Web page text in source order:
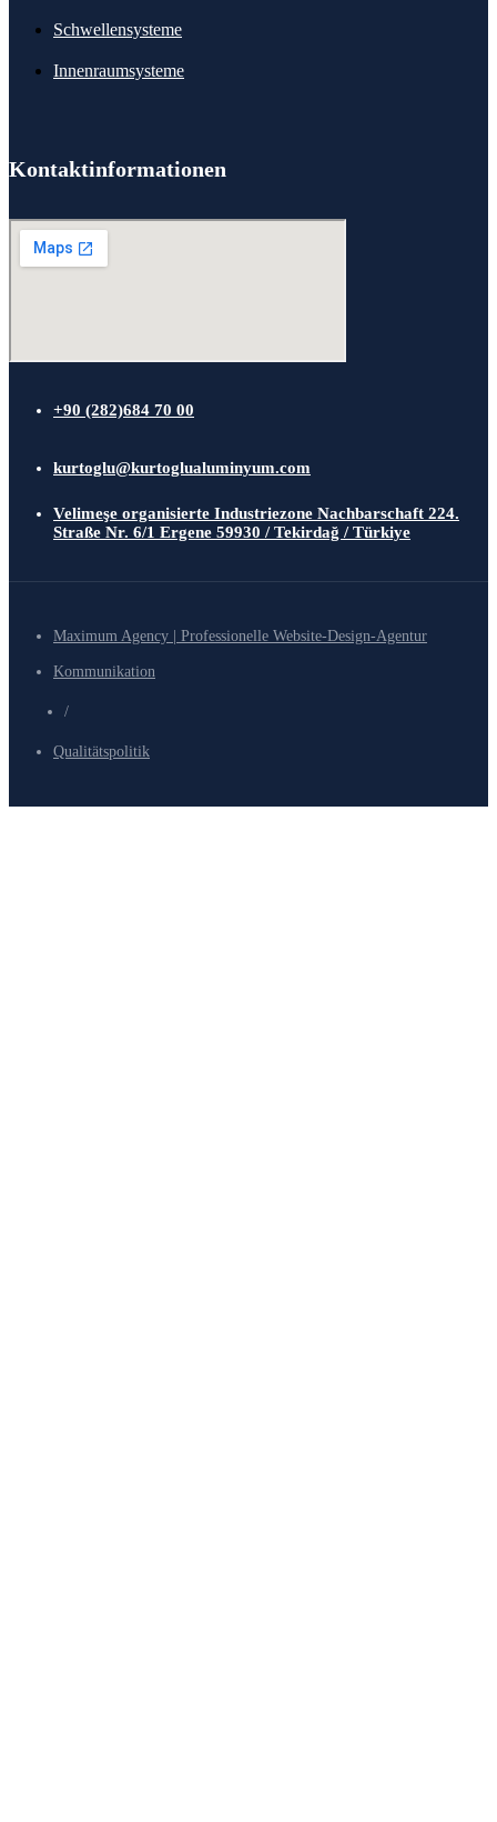
Schwellensysteme
Innenraumsysteme
Kontaktinformationen
+90 (282)684 70 00
kurtoglu@kurtoglualuminyum.com
Velimeşe organisierte Industriezone Nachbarschaft 224.
Straße Nr. 6/1 Ergene 59930 / Tekirdağ / Türkiye
Maximum Agency | Professionelle Website-Design-Agentur
Kommunikation
/
Qualitätspolitik